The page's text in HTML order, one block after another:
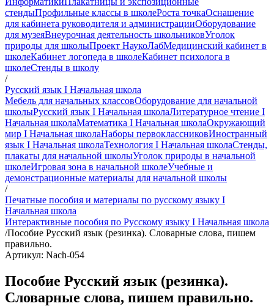
стендыПрофильные классы в школеРоста точкаОснащение
для кабинета руководителя и администрацииОборудование
для музеяВнеурочная деятельность школьниковУголок
природы для школыПроект НаукоЛабМедицинский кабинет в
школеКабинет логопеда в школеКабинет психолога в
школеСтенды в школу
/
Русский язык I Начальная школа
Мебель для начальных классовОборудование для начальной
школыРусский язык I Начальная школаЛитературное чтение I
Начальная школаМатематика I Начальная школаОкружающий
мир I Начальная школаНаборы первоклассниковИностранный
язык I Начальная школаТехнология I Начальная школаСтенды,
плакаты для начальной школыУголок природы в начальной
школеИгровая зона в начальной школеУчебные и
демонстрационные материалы для начальной школы
/
Печатные пособия и материалы по русскому языку I
Начальная школа
Интерактивные пособия по Русскому языку I Начальная школа
/Пособие Русский язык (резинка). Словарные слова, пишем
правильно.
Артикул: Nach-054
Пособие Русский язык (резинка).
Словарные слова, пишем правильно.